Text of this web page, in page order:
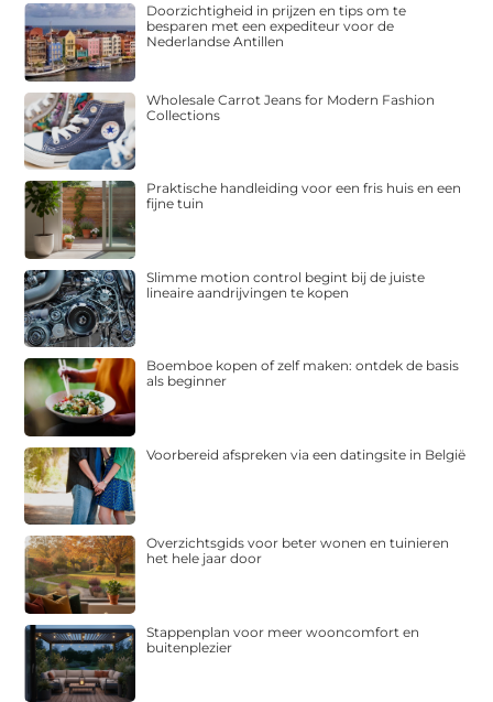
Doorzichtigheid in prijzen en tips om te
besparen met een expediteur voor de
Nederlandse Antillen
Wholesale Carrot Jeans for Modern Fashion
Collections
Praktische handleiding voor een fris huis en een
fijne tuin
Slimme motion control begint bij de juiste
lineaire aandrijvingen te kopen
Boemboe kopen of zelf maken: ontdek de basis
als beginner
Voorbereid afspreken via een datingsite in België
Overzichtsgids voor beter wonen en tuinieren
het hele jaar door
Stappenplan voor meer wooncomfort en
buitenplezier